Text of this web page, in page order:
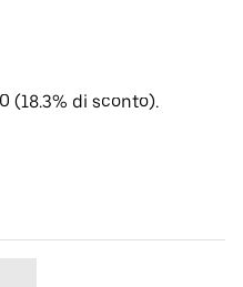
(18.3% di sconto).